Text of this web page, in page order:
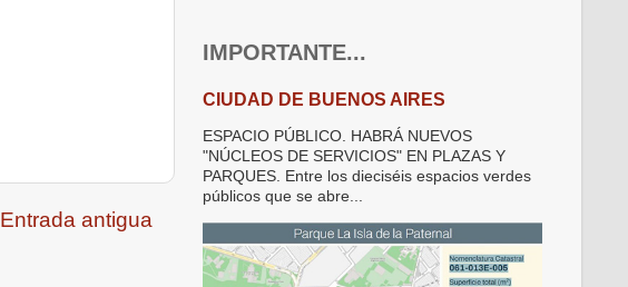
Entrada antigua
IMPORTANTE...
CIUDAD DE BUENOS AIRES
ESPACIO PÚBLICO. HABRÁ NUEVOS
"NÚCLEOS DE SERVICIOS" EN PLAZAS Y
PARQUES. Entre los dieciséis espacios verdes
públicos que se abre...